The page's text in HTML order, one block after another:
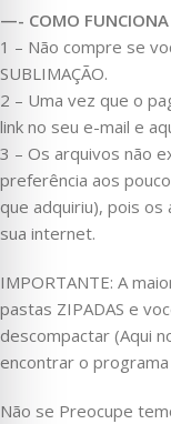
—- COMO
1 – Não compre se
SUBLIMAÇÃO.
2 – Uma vez que o
link no seu e-mail e
3 – Os arquivos não
preferência aos
que adquiriu), pois
sua internet.
IMPORTANTE: A
pastas ZIPADAS e
descompactar (Aqui
encontrar o
Não se Preocupe